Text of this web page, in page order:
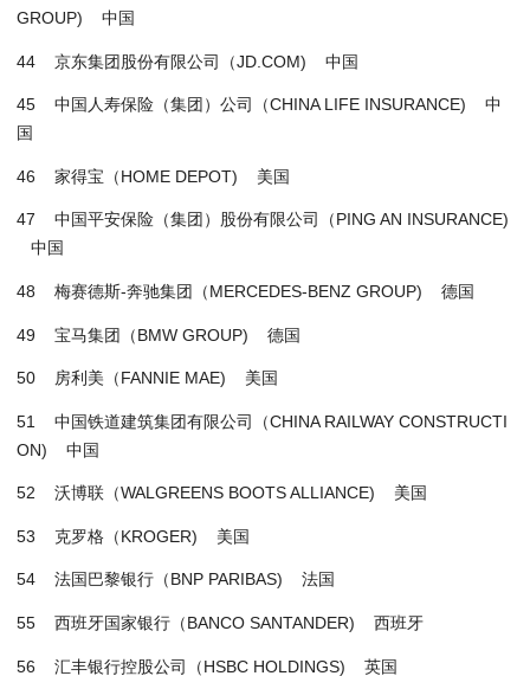
GROUP) 中国
44 京东集团股份有限公司（JD.COM) 中国
45 中国人寿保险（集团）公司（CHINA LIFE INSURANCE) 中
国
46 家得宝（HOME DEPOT) 美国
47 中国平安保险（集团）股份有限公司（PING AN INSURANCE)
中国
48 梅赛德斯-奔驰集团（MERCEDES-BENZ GROUP) 德国
49 宝马集团（BMW GROUP) 德国
50 房利美（FANNIE MAE) 美国
51 中国铁道建筑集团有限公司（CHINA RAILWAY CONSTRUCTI
ON) 中国
52 沃博联（WALGREENS BOOTS ALLIANCE) 美国
53 克罗格（KROGER) 美国
54 法国巴黎银行（BNP PARIBAS) 法国
55 西班牙国家银行（BANCO SANTANDER) 西班牙
56 汇丰银行控股公司（HSBC HOLDINGS) 英国